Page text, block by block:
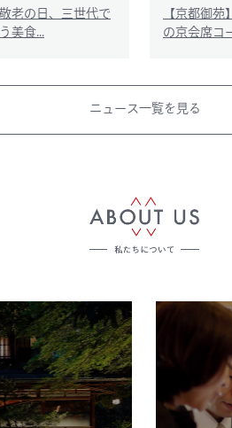
老の日、三世代で
美食...
【京都御苑
の京会席コ
ニュース一覧を見る